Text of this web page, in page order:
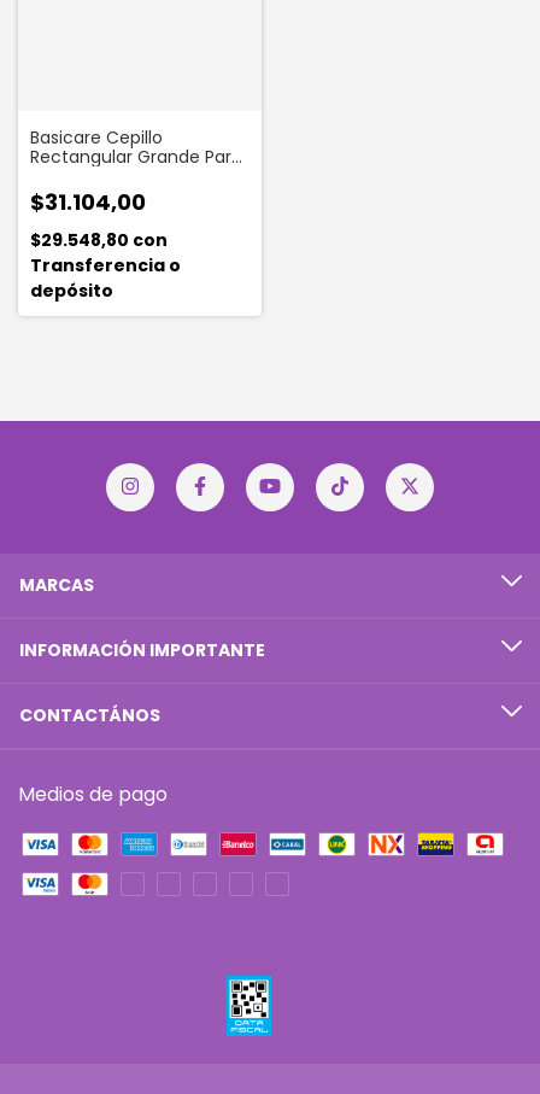
Basicare Cepillo
Rectangular Grande Para
$31.104,00
$29.548,80 con
Transferencia o
depósito
MARCAS
INFORMACIÓN IMPORTANTE
CONTACTÁNOS
Medios de pago